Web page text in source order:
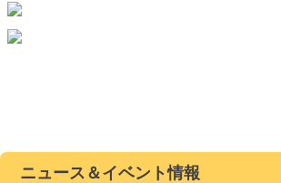
ニュース＆イベント情報